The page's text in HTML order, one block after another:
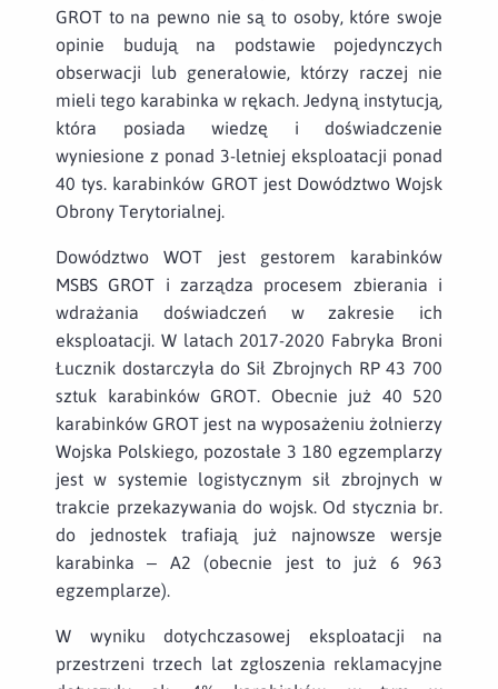
GROT to na pewno nie są to osoby, które swoje
opinie budują na podstawie pojedynczych
obserwacji lub generałowie, którzy raczej nie
mieli tego karabinka w rękach. Jedyną instytucją,
która posiada wiedzę i doświadczenie
wyniesione z ponad 3-letniej eksploatacji ponad
40 tys. karabinków GROT jest Dowództwo Wojsk
Obrony Terytorialnej.
Dowództwo WOT jest gestorem karabinków
MSBS GROT i zarządza procesem zbierania i
wdrażania doświadczeń w zakresie ich
eksploatacji. W latach 2017-2020 Fabryka Broni
Łucznik dostarczyła do Sił Zbrojnych RP 43 700
sztuk karabinków GROT. Obecnie już 40 520
karabinków GROT jest na wyposażeniu żołnierzy
Wojska Polskiego, pozostałe 3 180 egzemplarzy
jest w systemie logistycznym sił zbrojnych w
trakcie przekazywania do wojsk. Od stycznia br.
do jednostek trafiają już najnowsze wersje
karabinka – A2 (obecnie jest to już 6 963
egzemplarze).
W wyniku dotychczasowej eksploatacji na
przestrzeni trzech lat zgłoszenia reklamacyjne